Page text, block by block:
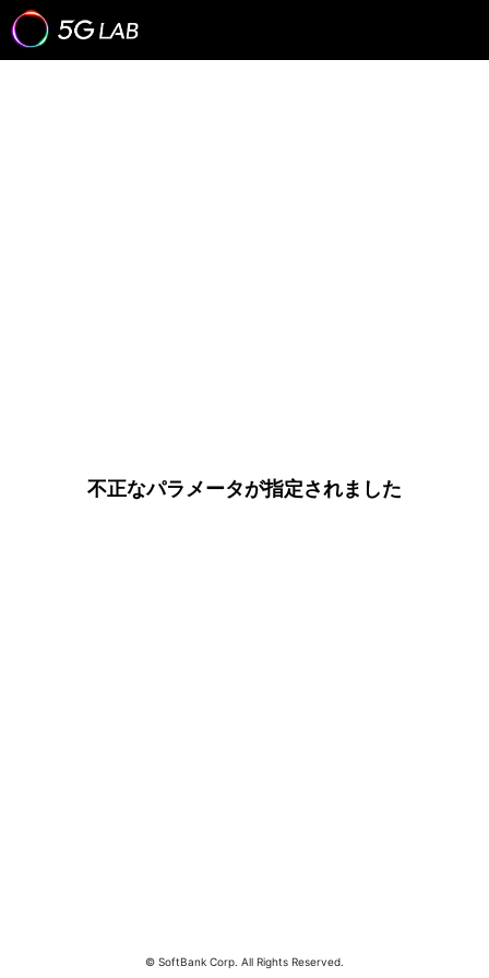
不正なパラメータが指定されました
© SoftBank Corp. All Rights Reserved.